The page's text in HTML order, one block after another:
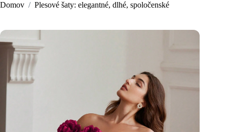
Domov / Plesové šaty: elegantné, dlhé, spoločenské